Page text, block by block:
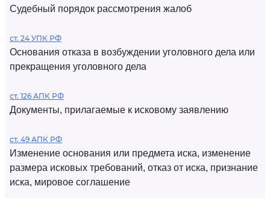
Судебный порядок рассмотрения жалоб
ст. 24 УПК РФ
Основания отказа в возбуждении уголовного дела или
прекращения уголовного дела
ст. 126 АПК РФ
Документы, прилагаемые к исковому заявлению
ст. 49 АПК РФ
Изменение основания или предмета иска, изменение
размера исковых требований, отказ от иска, признание
иска, мировое соглашение